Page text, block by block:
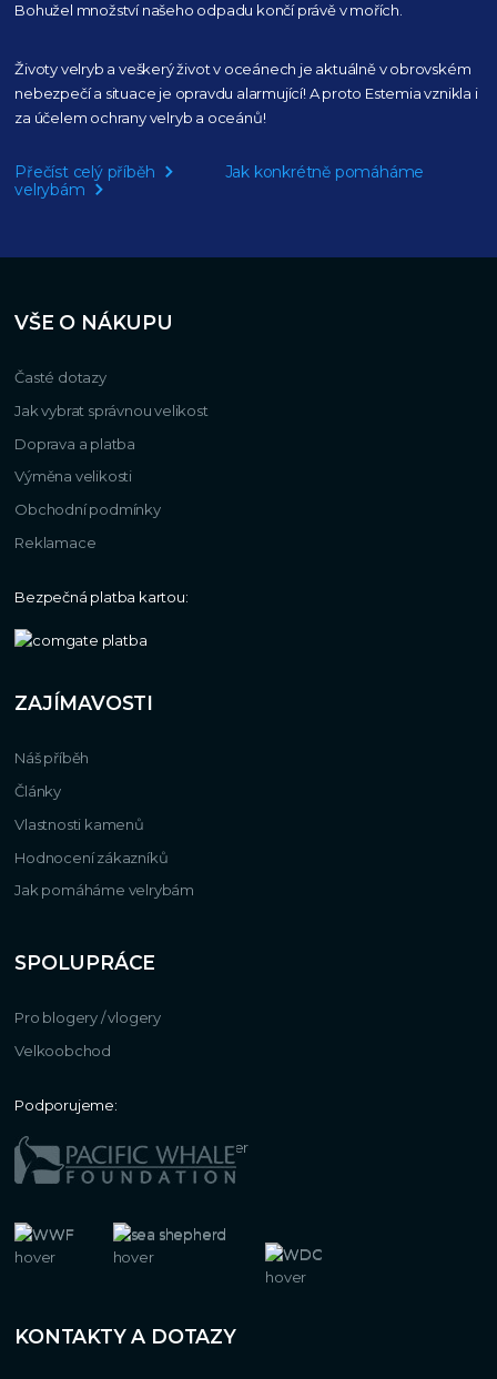
Bohužel množství našeho odpadu končí právě v mořích.
Životy velryb a veškerý život v oceánech je aktuálněv obrovském
nebezpečí a situace je opravdu alarmující! A proto Estemia vznikla i
za účelem ochrany velryb a oceánů!
Přečíst celý příběh
Jak konkrétně pomáháme
velrybám
VŠE O NÁKUPU
Časté dotazy
Jak vybrat správnou velikost
Doprava a platba
Výměna velikosti
Obchodní podmínky
Reklamace
Bezpečná platba kartou:
ZAJÍMAVOSTI
Náš příběh
Články
Vlastnosti kamenů
Hodnocení zákazníků
Jak pomáháme velrybám
SPOLUPRÁCE
Pro blogery / vlogery
Velkoobchod
Podporujeme:
KONTAKTY A DOTAZY